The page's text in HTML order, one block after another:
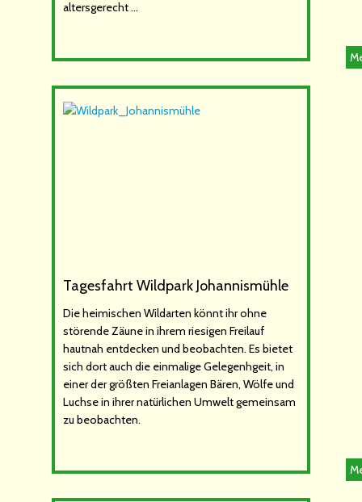
altersgerecht …
Tagesfahrt Wildpark Johannismühle
Die heimischen Wildarten könnt ihr ohne
störende Zäune in ihrem riesigen Freilauf
hautnah entdecken und beobachten. Es bietet
sich dort auch die einmalige Gelegenhgeit, in
einer der größten Freianlagen Bären, Wölfe und
Luchse in ihrer natürlichen Umwelt gemeinsam
zu beobachten.